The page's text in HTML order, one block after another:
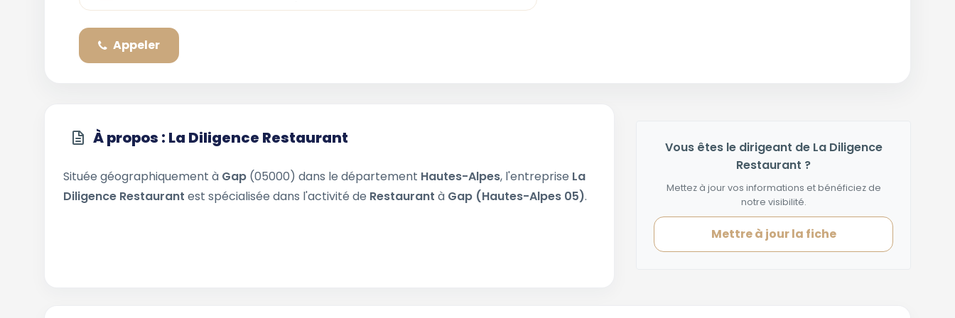
Appeler
À propos : La Diligence Restaurant
Située géographiquement à Gap (05000) dans le département Hautes-Alpes, l'entreprise La
Diligence Restaurant est spécialisée dans l'activité de Restaurant à Gap (Hautes-Alpes 05).
Vous êtes le dirigeant de La Diligence
Restaurant ?
Mettez à jour vos informations et bénéficiez de
notre visibilité.
Mettre à jour la fiche